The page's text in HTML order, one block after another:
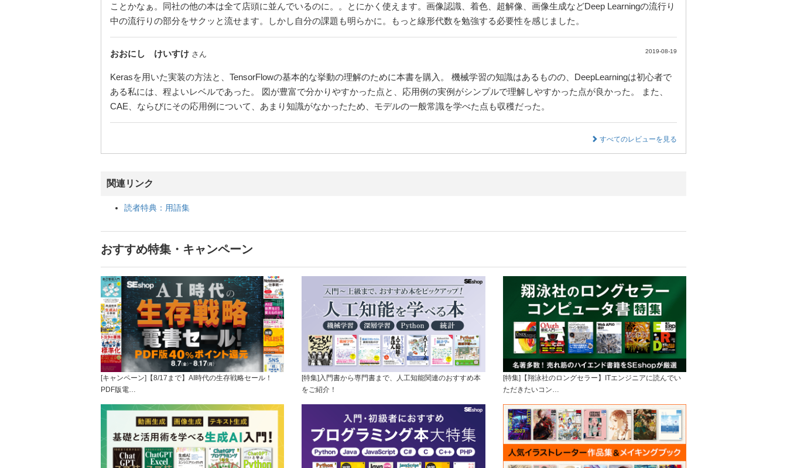
ことかなぁ。同社の他の本は全て店頭に並んでいるのに。。とにかく使えます。画像認識、着色、超解像、画像生成などDeep Learningの流行り
中の流行りの部分をサクッと流せます。しかし自分の課題も明らかに。もっと線形代数を勉強する必要性を感じました。
おおにし けいすけ さん 2019-08-19
Kerasを用いた実装の方法と、TensorFlowの基本的な挙動の理解のために本書を購入。 機械学習の知識はあるものの、DeepLearningは初心者で
ある私には、程よいレベルであった。 図が豊富で分かりやすかった点と、応用例の実例がシンプルで理解しやすかった点が良かった。 また、
CAE、ならびにその応用例について、あまり知識がなかったため、モデルの一般常識を学べた点も収穫だった。
すべてのレビューを見る
関連リンク
読者特典：用語集
おすすめ特集・キャンペーン
[キャンペーン]【8/17まで】AI時代の生存戦略セール！
PDF版電…
[特集]入門書から専門書まで、人工知能関連のおすすめ本
をご紹介！
[特集]【翔泳社のロングセラー】ITエンジニアに読んでい
ただきたいコン…